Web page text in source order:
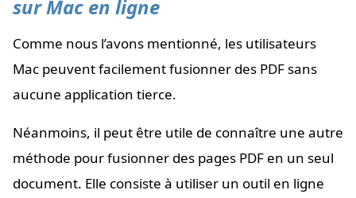
sur Mac en ligne
Comme nous l’avons mentionné, les utilisateurs
Mac peuvent facilement fusionner des PDF sans
aucune application tierce.
Néanmoins, il peut être utile de connaître une autre
méthode pour fusionner des pages PDF en un seul
document. Elle consiste à utiliser un outil en ligne